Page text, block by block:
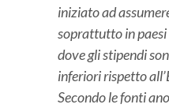
iniziato ad
soprattutto in paesi
dove gli stipendi
inferiori rispetto
Secondo le fonti